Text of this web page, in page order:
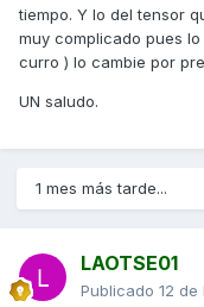
tiempo. Y lo del tensor
muy complicado pues
curro ) lo cambie por
UN saludo.
1 mes más tarde...
LAOTSE01
Publicado 12 de